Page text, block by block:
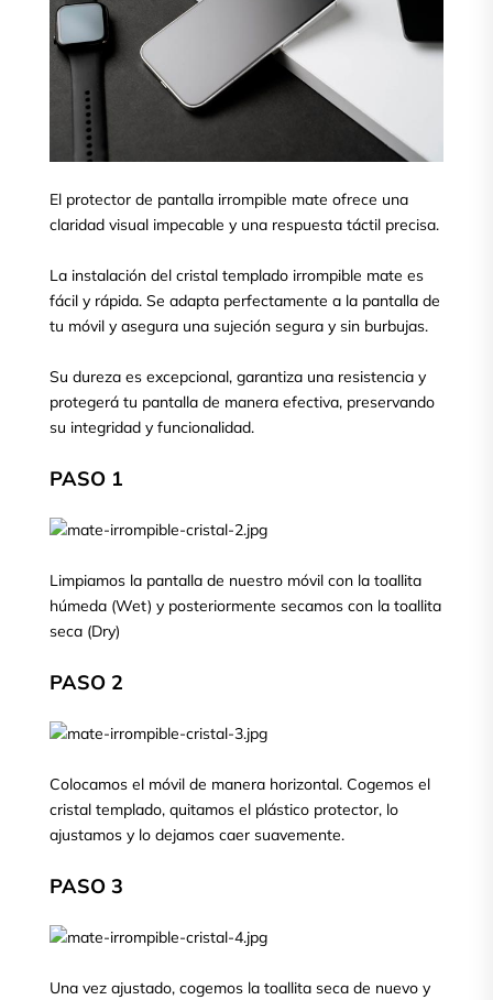
El protector de pantalla irrompible mate ofrece una
claridad visual impecable y una respuesta táctil precisa.
La instalación del cristal templado irrompible mate es
fácil y rápida. Se adapta perfectamente a la pantalla de
tu móvil y asegura una sujeción segura y sin burbujas.
Su dureza es excepcional, garantiza una resistencia y
protegerá tu pantalla de manera efectiva, preservando
su integridad y funcionalidad.
PASO 1
Limpiamos la pantalla de nuestro móvil con la toallita
húmeda (Wet) y posteriormente secamos con la toallita
seca (Dry)
PASO 2
Colocamos el móvil de manera horizontal. Cogemos el
cristal templado, quitamos el plástico protector, lo
ajustamos y lo dejamos caer suavemente.
PASO 3
Una vez ajustado, cogemos la toallita seca de nuevo y